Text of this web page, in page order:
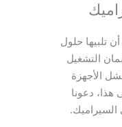
تلبيها حلول
التشغيل
الأجهزة
هذا، دعونا